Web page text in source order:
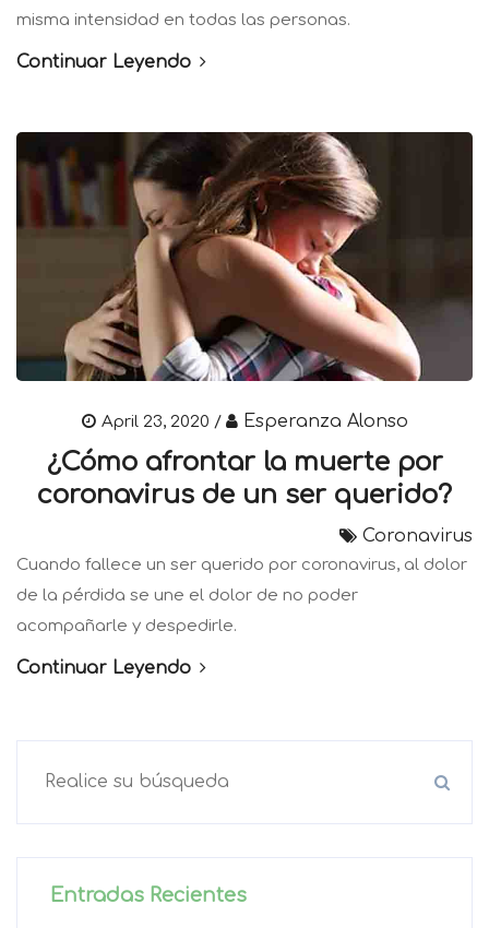
misma intensidad en todas las personas.
Continuar Leyendo
April 23, 2020 / Esperanza Alonso
¿Cómo afrontar la muerte por
coronavirus de un ser querido?
Coronavirus
Cuando fallece un ser querido por coronavirus, al dolor
de la pérdida se une el dolor de no poder
acompañarle y despedirle.
Continuar Leyendo
Entradas Recientes